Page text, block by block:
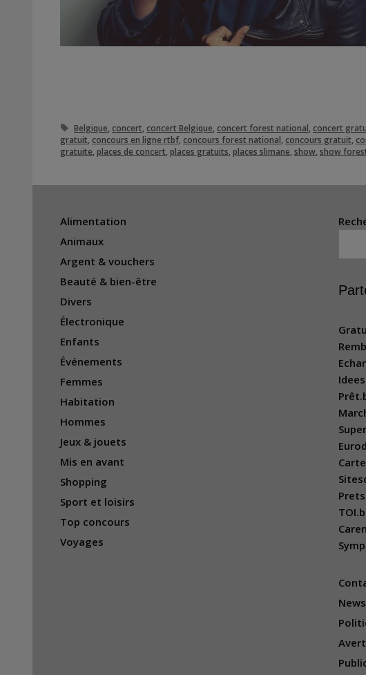
Étiquettes
Belgique concert concert Belgique concert forest national concert
gratuit concours en ligne rtbf concours forest national concours gratuit
gratuite places de concert places gratuits places slimane show show
Alimentation
Animaux
Argent & vouchers
Beauté & bien-être
Divers
Électronique
Enfants
Événements
Femmes
Habitation
Hommes
Jeux & jouets
Mis en avant
Shopping
Sport et loisirs
Top concours
Voyages